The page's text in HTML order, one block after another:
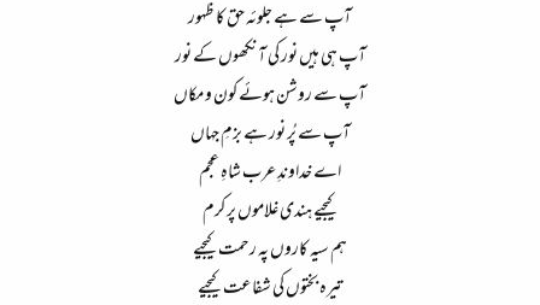
آپ سے ہے جلوئہ حق کا ظہور​
آپ ہی ہیں نور کی آنکھوں کے نور​
آپ سے روشن ہوئے کون و مکاں​
آپ سے پُر نور ہے بزمِ جہاں​
اے خداوندِ عرب شاہِ عجم​
کیجیے ہندی غلاموں پر کرم​
ہم سیہ کاروں پہ رحمت کیجیے​
تیرہ بختوں کی شفاعت کیجیے​